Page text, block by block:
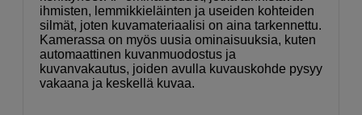
ihmisten, lemmikkieläinten ja useiden kohteiden
silmät, joten kuvamateriaalisi on aina tarkennettu.
Kamerassa on myös uusia ominaisuuksia, kuten
automaattinen kuvanmuodostus ja
kuvanvakautus, joiden avulla kuvauskohde pysyy
vakaana ja keskellä kuvaa.